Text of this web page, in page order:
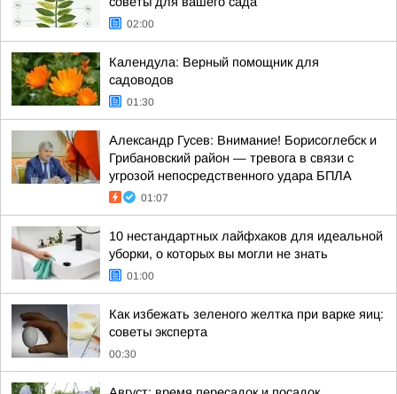
02:00
Календула: Верный помощник для
садоводов
01:30
Александр Гусев: Внимание! Борисоглебск и
Грибановский район — тревога в связи с
угрозой непосредственного удара БПЛА
01:07
10 нестандартных лайфхаков для идеальной
уборки, о которых вы могли не знать
01:00
Как избежать зеленого желтка при варке яиц:
советы эксперта
00:30